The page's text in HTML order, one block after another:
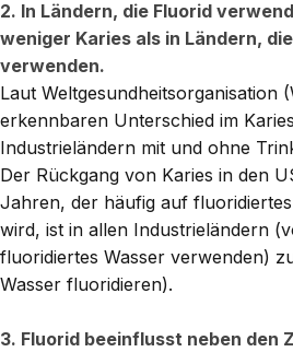
2. In Ländern, die Fluorid
weniger Karies als in Ländern,
verwenden.
Laut Weltgesundheitsorganisation
erkennbaren Unterschied im
Industrieländern mit und ohne
Der Rückgang von Karies in den
Jahren, der häufig auf
wird, ist in allen Industrieländern
fluoridiertes Wasser verwenden)
Wasser fluoridieren).
3. Fluorid beeinflusst neben den